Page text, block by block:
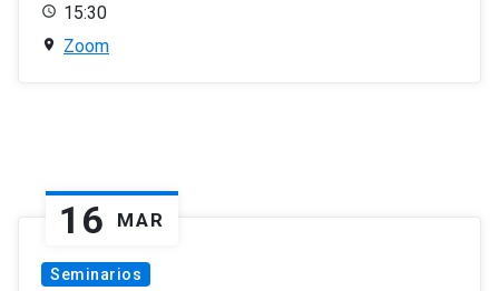
15:30
Zoom
16 MAR
Seminarios